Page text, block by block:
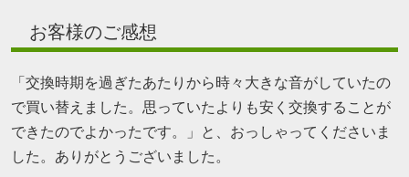
お客様のご感想
「交換時期を過ぎたあたりから時々大きな音がしていたの
で買い替えました。思っていたよりも安く交換することが
できたのでよかったです。」と、おっしゃってくださいま
した。ありがとうございました。